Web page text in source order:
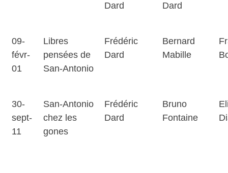
Dard
Dard
09-
févr-
01
Libres
pensées de
San-Antonio
Frédéric
Dard
Bernard
Mabille
30-
sept-
11
San-Antonio
chez les
gones
Frédéric
Dard
Bruno
Fontaine